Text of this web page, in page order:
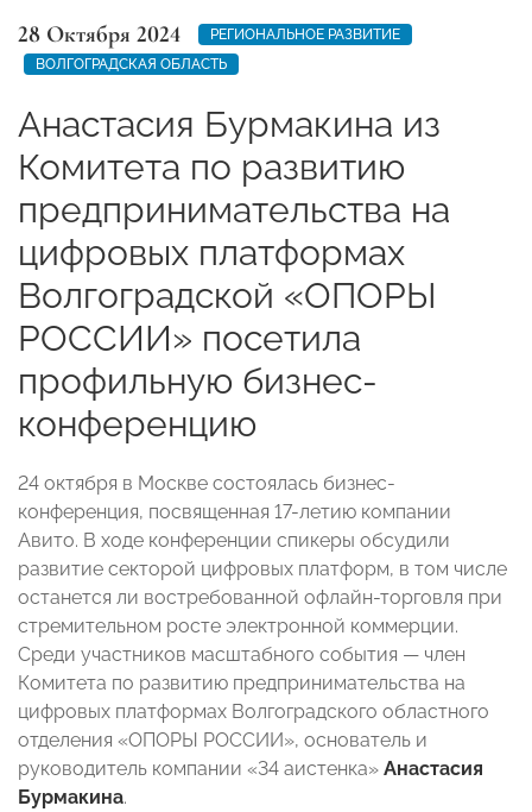
28 Октября 2024
РЕГИОНАЛЬНОЕ РАЗВИТИЕ
ВОЛГОГРАДСКАЯ ОБЛАСТЬ
Анастасия Бурмакина из
Комитета по развитию
предпринимательства на
цифровых платформах
Волгоградской «ОПОРЫ
РОССИИ» посетила
профильную бизнес-
конференцию
24 октября в Москве состоялась бизнес-
конференция, посвященная 17-летию компании
Авито. В ходе конференции спикеры обсудили
развитие секторой цифровых платформ, в том числе
останется ли востребованной офлайн-торговля при
стремительном росте электронной коммерции.
Среди участников масштабного события — член
Комитета по развитию предпринимательства на
цифровых платформах Волгоградского областного
отделения «ОПОРЫ РОССИИ», основатель и
руководитель компании «34 аистенка» Анастасия
Бурмакина.